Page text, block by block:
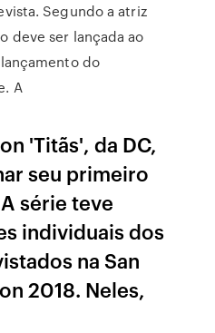
Segundo a atriz
deve ser lançada ao
do
A
'Titãs', da DC,
seu primeiro
série teve
individuais dos
na San
2018. Neles,